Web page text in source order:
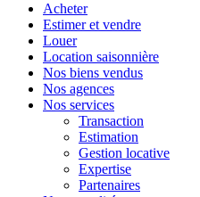
Acheter
Estimer et vendre
Louer
Location saisonnière
Nos biens vendus
Nos agences
Nos services
Transaction
Estimation
Gestion locative
Expertise
Partenaires